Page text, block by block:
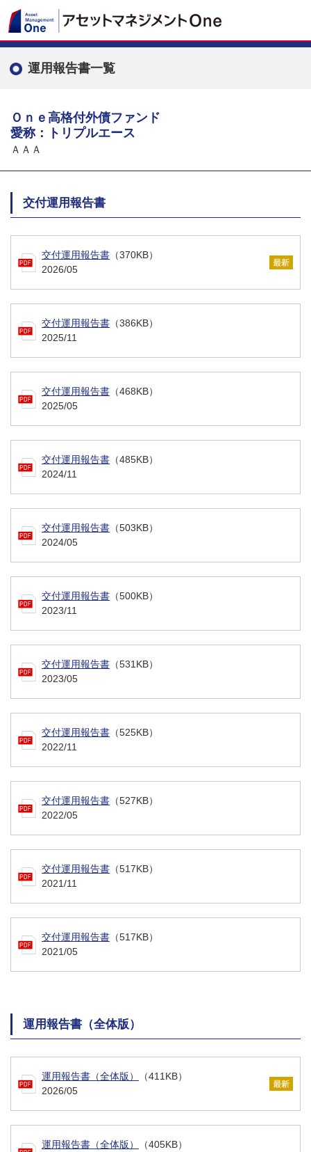
運用報告書一覧
Ｏｎｅ高格付外債ファンド
愛称：トリプルエース
ＡＡＡ
交付運用報告書
交付運用報告書 （370KB）
2026/05
交付運用報告書 （386KB）
2025/11
交付運用報告書 （468KB）
2025/05
交付運用報告書 （485KB）
2024/11
交付運用報告書 （503KB）
2024/05
交付運用報告書 （500KB）
2023/11
交付運用報告書 （531KB）
2023/05
交付運用報告書 （525KB）
2022/11
交付運用報告書 （527KB）
2022/05
交付運用報告書 （517KB）
2021/11
交付運用報告書 （517KB）
2021/05
運用報告書（全体版）
運用報告書（全体版）
（411KB）
2026/05
運用報告書（全体版）
（405KB）